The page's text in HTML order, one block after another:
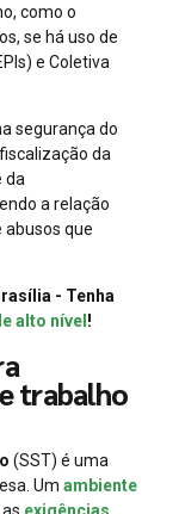
como o
se há uso de
e Coletiva
segurança do
da
da
a relação
que
- Tenha
alto nível !
trabalho
(SST) é uma
Um ambiente
exigências